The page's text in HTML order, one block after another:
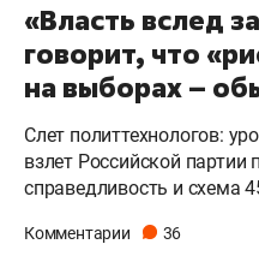
«Власть вслед
говорит, что
на выборах –
Слет политтехнологов:
взлет Российской партии
справедливость и схема
Комментарии 36